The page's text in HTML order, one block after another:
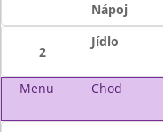
Nápoj
2
Jídlo
Menu Chod